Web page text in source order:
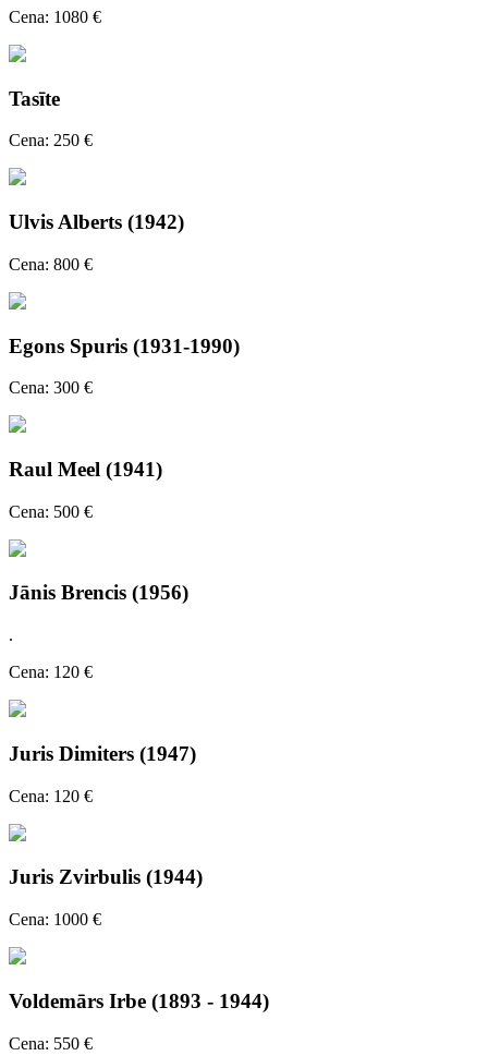
Cena: 1080 €
Tasīte
Cena: 250 €
Ulvis Alberts (1942)
Cena: 800 €
Egons Spuris (1931-1990)
Cena: 300 €
Raul Meel (1941)
Cena: 500 €
Jānis Brencis (1956)
.
Cena: 120 €
Juris Dimiters (1947)
Cena: 120 €
Juris Zvirbulis (1944)
Cena: 1000 €
Voldemārs Irbe (1893 - 1944)
Cena: 550 €